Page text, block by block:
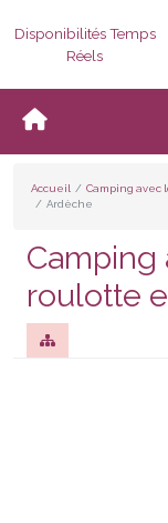
Disponibilités Temps
Réels
Accueil Camping avec
Ardèche
Camping
roulotte